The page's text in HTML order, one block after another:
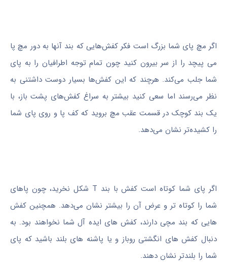
اگر مچ پای شما بزرگ است فکر کفش‌هایی که بند آنها به دور مچ پا
می پیچد را از سر بیرون کنید چون تمام توجه اطرافیان را به پای
شما جلب می‌کند. هرچند که این کفش‌ها بسیار دوست داشتنی به
نظر می‌رسند اما سعی کنید بیشتر به سراغ کفش‌های پشت باز، با
یک بند کوچک در قسمت عقب مچ بروید که کف پا و روی پای شما
را کشیده‌تر نشان می‌دهد.
اگر پای شما کوتاه است کفش با بند T شکل نخرید، چون پاهای
شما را کوتاه تر و عرض آن را بیشتر نشان می‌دهد. همچنین کفش
هایی که بند مچی دارند، کفش های ایده آل شما نخواهند بود. به
دنبال کفش های انگشتی روباز و یا پاشنه های بلند باشید که پای
شما را بلندتر نشان دهند.